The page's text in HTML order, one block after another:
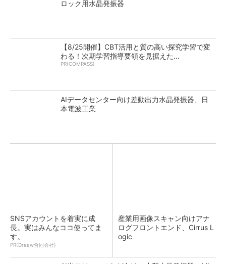
ロック用水晶発振器
【8/25開催】CBT活用と質の高い探究学習で変
わる！次期学習指導要領を見据えた...
PR(COMPASS)
AIデータセンター向け差動出力水晶発振器、日
本電波工業
SNSアカウントを着実に成
長。実はみんなココ使ってま
す。
PR(Dreaw合同会社)
産業用画像スキャン向けアナ
ログフロントエンド、Cirrus L
ogic